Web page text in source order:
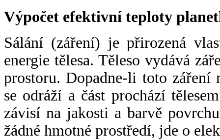
Výpočet efektivní teploty
Sálání (záření) je přirozená
energie tělesa. Těleso vydává
prostoru. Dopadne-li toto záření
se odráží a část prochází
závisí na jakosti a barvě
žádné hmotné prostředí, jde o